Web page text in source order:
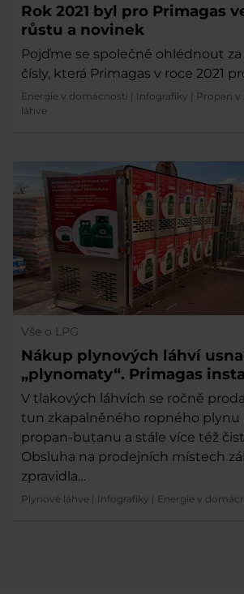
Rok 2021 byl pro Primagas
růstu a novinek
Pojďme se společně ohlédnout
čísly, která Primagas v roce 2021
Energie v domácnosti | Infografiky | Propan v
láhve
Vše o LPG
Nákup plynových láhví
„plynomaty“. Primagas
dva v Praze Štěrboholech a
V tlakových láhvích se ročně
tun zkapalněného ropného plynu
propan-butanu a stále více též
Obsluha na prodejních místech
zpravidla…
Plynové láhve | Infografiky | Energie v